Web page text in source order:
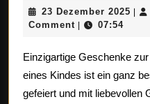
23 Dezember 2025 23
|
Comment | 07:54
Einzigartige Geschenke
eines Kindes ist ein ganz
gefeiert und mit liebevollen